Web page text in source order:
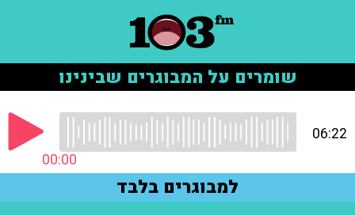
שומרים על המבוגרים שבינינו
00:00
06:22
למבוגרים בלבד